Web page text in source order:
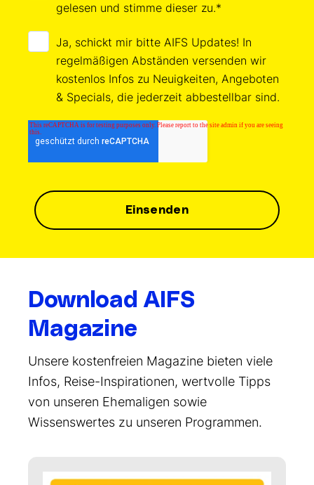
gelesen und stimme dieser zu.*
Ja, schickt mir bitte AIFS Updates! In
regelmäßigen Abständen versenden wir
kostenlos Infos zu Neuigkeiten, Angeboten
& Specials, die jederzeit abbestellbar sind.
Download AIFS
Magazine
Unsere kostenfreien Magazine bieten viele
Infos, Reise-Inspirationen, wertvolle Tipps
von unseren Ehemaligen sowie
Wissenswertes zu unseren Programmen.